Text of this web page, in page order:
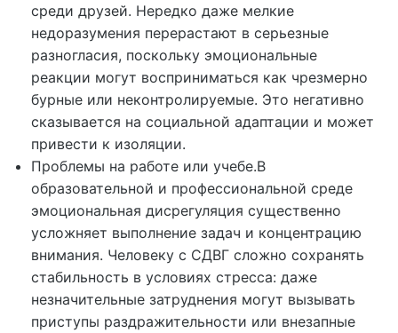
среди друзей. Нередко даже мелкие
недоразумения перерастают в серьезные
разногласия, поскольку эмоциональные
реакции могут восприниматься как чрезмерно
бурные или неконтролируемые. Это негативно
сказывается на социальной адаптации и может
привести к изоляции.
Проблемы на работе или учебе.В
образовательной и профессиональной среде
эмоциональная дисрегуляция существенно
усложняет выполнение задач и концентрацию
внимания. Человеку с СДВГ сложно сохранять
стабильность в условиях стресса: даже
незначительные затруднения могут вызывать
приступы раздражительности или внезапные